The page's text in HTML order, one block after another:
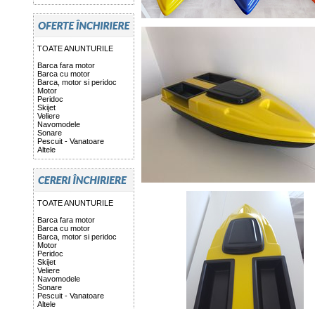
TOATE ANUNTURILE
Barca fara motor
Barca cu motor
Barca, motor si peridoc
Motor
Peridoc
Skijet
Veliere
Navomodele
Sonare
Pescuit - Vanatoare
Altele
TOATE ANUNTURILE
Barca fara motor
Barca cu motor
Barca, motor si peridoc
Motor
Peridoc
Skijet
Veliere
Navomodele
Sonare
Pescuit - Vanatoare
Altele